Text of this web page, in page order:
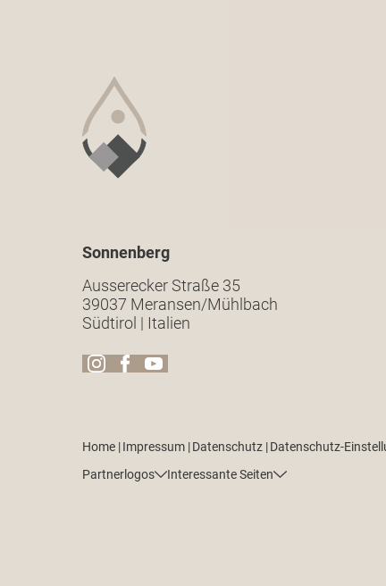
Sonnenberg
Ausserecker Straße 35
39037 Meransen/Mühlbach
Südtirol | Italien
Home |Impressum |Datenschutz |Datenschutz-
Partnerlogos
Interessante Seiten